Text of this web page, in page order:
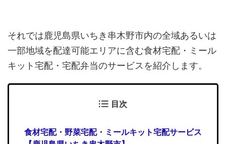
それでは鹿児島県いちき串木野市内の全域あるいは
一部地域を配達可能エリアに含む食材宅配・ミール
キット宅配・宅配弁当のサービスを紹介します。
目次
食材宅配・野菜宅配・ミールキット宅配サービス